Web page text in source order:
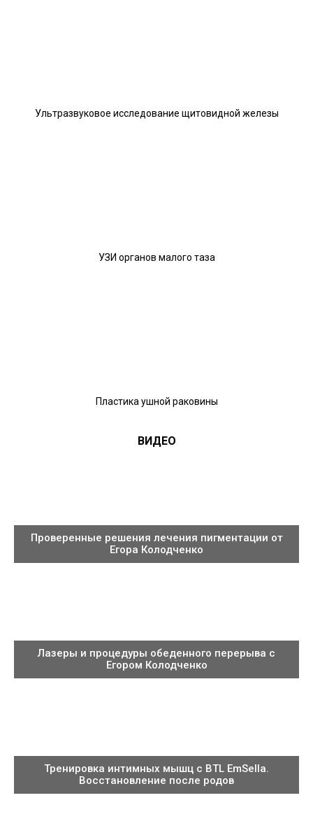
Ультразвуковое исследование щитовидной железы
УЗИ органов малого таза
Пластика ушной раковины
ВИДЕО
Проверенные решения лечения пигментации от
Егора Колодченко
Лазеры и процедуры обеденного перерыва с
Егором Колодченко
Тренировка интимных мышц с BTL EmSella.
Восстановление после родов